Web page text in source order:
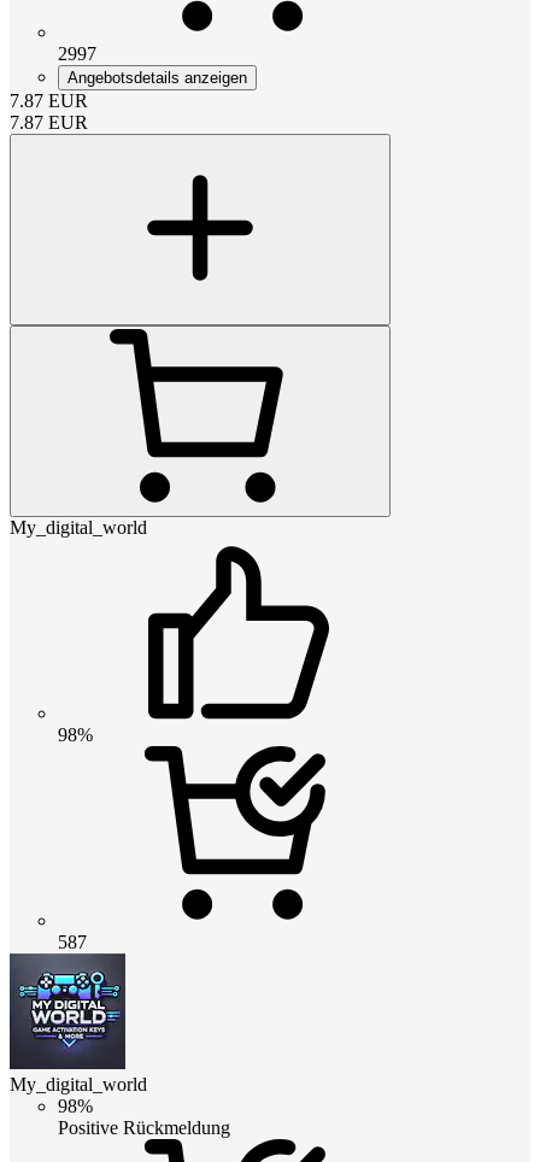
2997
Angebotsdetails anzeigen
7.87 EUR
7.87 EUR
My_digital_world
98%
587
My_digital_world
98%
Positive Rückmeldung